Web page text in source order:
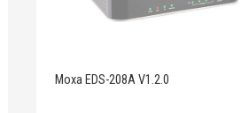
Moxa EDS-208A V1.2.0